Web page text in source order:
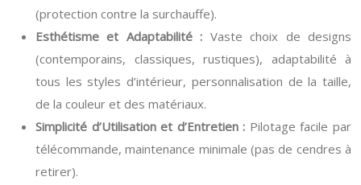
(protection contre la surchauffe).
Esthétisme et Adaptabilité : Vaste choix de designs
(contemporains, classiques, rustiques), adaptabilité à
tous les styles d’intérieur, personnalisation de la taille,
de la couleur et des matériaux.
Simplicité d’Utilisation et d’Entretien : Pilotage facile par
télécommande, maintenance minimale (pas de cendres à
retirer).